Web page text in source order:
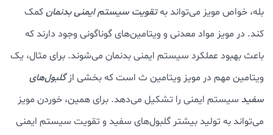
بله، خواص مویز می‌تواند بهتقویت سیستم ایمنی بدنمانکمک
کند. در مویز مواد معدنی و ویتامین‌های گوناگونی وجود دارند که
باعث بهبود عملکرد سیستم ایمنی بدنمان می‌شوند. برای مثال، یک
ویتامین مهم در مویز ویتامین ث است که بخشی ازگلبول‌های
سفید سیستم ایمنی را تشکیل می‌دهد. برای همین، خوردن مویز
می‌تواند به تولید بیشتر گلبول‌های سفید و تقویت سیستم ایمنی